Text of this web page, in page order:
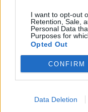
I want to opt-out
Retention, Sale,
Personal Data
Purposes for
Opted Out
CONFIRM
Data Deletion
ΚΟΣΜΟΣ
Ομάν:
Ιράν για τα
Νωρίτερα, ένα
Ομάν, ωστόσο